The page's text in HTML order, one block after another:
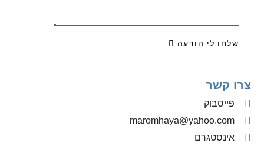
שלחו לי הודעה
צרו קשר
פייסבוק
‫maromhaya@yahoo.com
אינסטגרם